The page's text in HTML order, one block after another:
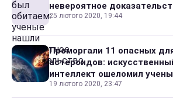
невероятное
25 лютого 2020, 19:44
Проморгали 11 опасных
астероидов:
интеллект ошеломил
19 лютого 2020, 23:47